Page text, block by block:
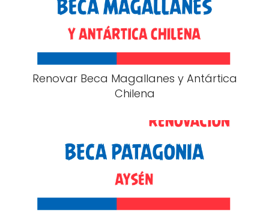
Renovar Beca Magallanes y Antártica
Chilena